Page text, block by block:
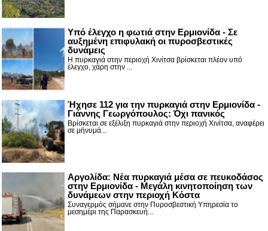
Υπό έλεγχο η φωτιά στην Ερμιονίδα - Σε
αυξημένη επιφυλακή οι πυροσβεστικές
δυνάμεις
Η πυρκαγιά στην περιοχή Χινίτσα βρίσκεται πλέον υπό
έλεγχο, χάρη στην ...
Ήχησε 112 για την πυρκαγιά στην Ερμιονίδα -
Γιάννης Γεωργόπουλος: Όχι πανικός
Βρίσκεται σε εξέλιξη πυρκαγιά στην περιοχή Χινίτσα, αναφέρει
σε μήνυμά...
Αργολίδα: Νέα πυρκαγιά μέσα σε πευκοδάσος
στην Ερμιονίδα - Μεγάλη κινητοποίηση των
δυνάμεων στην περιοχή Κόστα
Συναγερμός σήμανε στην Πυροσβεστική Υπηρεσία το
μεσημέρι της Παρασκευή...